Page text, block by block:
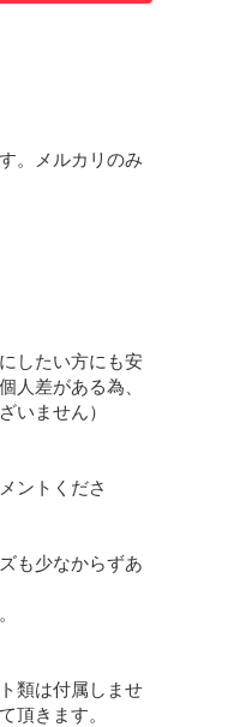
。メルカリのみ
したい方にも安
差がある為、
いません）
ントくださ
も少なからずあ
類は付属しませ
頂きます。